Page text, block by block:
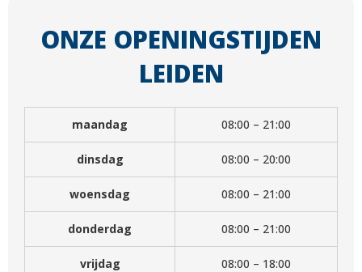
ONZE OPENINGSTIJDEN
LEIDEN
maandag 08:00 – 21:00
dinsdag 08:00 – 20:00
woensdag 08:00 – 21:00
donderdag 08:00 – 21:00
vrijdag 08:00 – 18:00